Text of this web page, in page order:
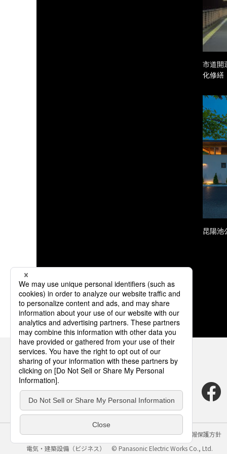
市道開
化修繕
昆陽
サイトのご利用にあたって クッキーポリシー
個人情報保護方針
電気・建築設備（ビジネス）
© Panasonic Electric Works Co., Ltd.